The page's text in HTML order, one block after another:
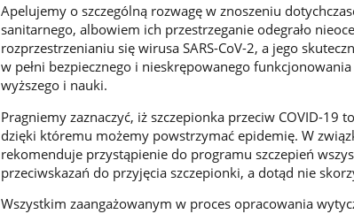
Apelujemy o szczególną rozwagę w znoszeniu
sanitarnego, albowiem ich przestrzeganie odegrało
rozprzestrzenianiu się wirusa SARS-CoV-2, a jego
w pełni bezpiecznego i nieskrępowanego
wyższego i nauki.
Pragniemy zaznaczyć, iż szczepionka przeciw COVID-19
dzięki któremu możemy powstrzymać epidemię. W
rekomenduje przystąpienie do programu szczepień
przeciwskazań do przyjęcia szczepionki, a dotąd nie
Wszystkim zaangażowanym w proces opracowania